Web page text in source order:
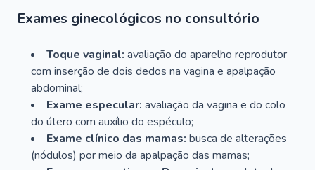
Exames ginecológicos no consultório
Toque vaginal: avaliação do aparelho reprodutor
com inserção de dois dedos na vagina e apalpação
abdominal;
Exame especular: avaliação da vagina e do colo
do útero com auxílio do espéculo;
Exame clínico das mamas: busca de alterações
(nódulos) por meio da apalpação das mamas;